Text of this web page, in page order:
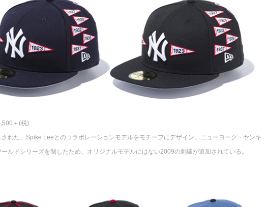
＋(税)
れた、Spike Leeとのコラボレーションモデルをモチーフにデザイン。ニューヨーク・ヤンキ
ルドシリーズを制したため、オリジナルモデルにはない2009の刺繍が追加されている。